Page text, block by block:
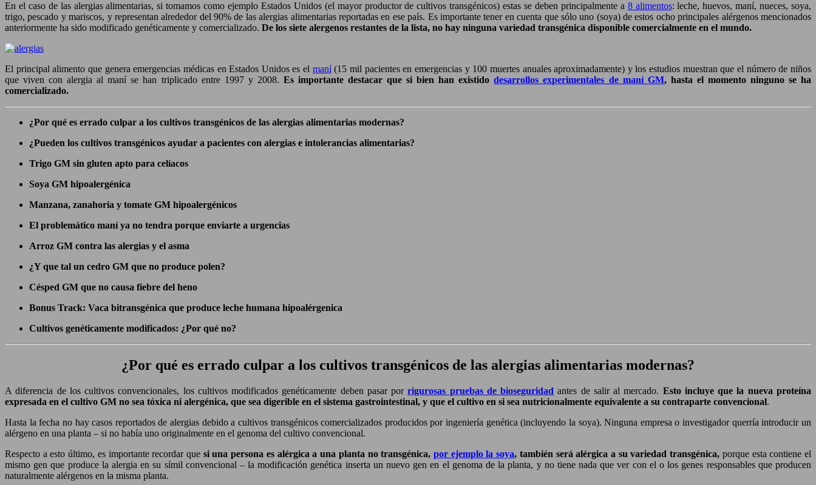
En el caso de las alergias alimentarias, si tomamos como ejemplo Estados Unidos (el mayor productor de cultivos transgénicos) estas se deben principalmente a 8 alimentos: leche, huevos, maní, nueces, soya,
trigo, pescado y mariscos, y representan alrededor del 90% de las alergias alimentarias reportadas en ese país. Es importante tener en cuenta que sólo uno (soya) de estos ocho principales alérgenos mencionados
anteriormente ha sido modificado genéticamente y comercializado. De los siete alergenos restantes de la lista, no hay ninguna variedad transgénica disponible comercialmente en el mundo.
El principal alimento que genera emergencias médicas en Estados Unidos es el maní(15 mil pacientes en emergencias y 100 muertes anuales aproximadamente) y los estudios muestran que el número de niños
que viven con alergia al maní se han triplicado entre 1997 y 2008. Es importante destacar que si bien han existidodesarrollos experimentales de maní GM, hasta el momento ninguno se ha
comercializado.
¿Por qué es errado culpar a los cultivos transgénicos de las alergias alimentarias modernas?
¿Pueden los cultivos transgénicos ayudar a pacientes con alergias e intolerancias alimentarias?
Trigo GM sin gluten apto para celíacos
Soya GM hipoalergénica
Manzana, zanahoria y tomate GM hipoalergénicos
El problemático maní ya no tendra porque enviarte a urgencias
Arroz GM contra las alergias y el asma
¿Y que tal un cedro GM que no produce polen?
Césped GM que no causa fiebre del heno
Bonus Track: Vaca bitransgénica que produce leche humana hipoalérgenica
Cultivos genéticamente modificados: ¿Por qué no?
¿Por qué es errado culpar a los cultivos transgénicos de las alergias alimentarias modernas?
A diferencia de los cultivos convencionales, los cultivos modificados genéticamente deben pasar porrigurosas pruebas de bioseguridad antes de salir al mercado. Esto incluye que la nueva proteína
expresada en el cultivo GM no sea tóxica ni alergénica, que sea digerible en el sistema gastrointestinal, y que el cultivo en si sea nutricionalmente equivalente a su contraparte convencional.
Hasta la fecha no hay casos reportados de alergias debido a cultivos transgénicos comercializados producidos por ingeniería genética (incluyendo la soya). Ninguna empresa o investigador querría introducir un
alérgeno en una planta – si no había uno originalmente en el genoma del cultivo convencional.
Respecto a esto último, es importante recordar que si una persona es alérgica a una planta no transgénica, por ejemplo la soya, también será alérgica a su variedad transgénica, porque esta contiene el
mismo gen que produce la alergia en su símil convencional – la modificación genética inserta un nuevo gen en el genoma de la planta, y no tiene nada que ver con el o los genes responsables que producen
naturalmente alérgenos en la misma planta.